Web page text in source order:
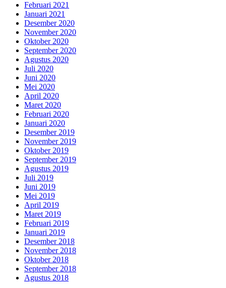
Februari 2021
Januari 2021
Desember 2020
November 2020
Oktober 2020
September 2020
Agustus 2020
Juli 2020
Juni 2020
Mei 2020
April 2020
Maret 2020
Februari 2020
Januari 2020
Desember 2019
November 2019
Oktober 2019
September 2019
Agustus 2019
Juli 2019
Juni 2019
Mei 2019
April 2019
Maret 2019
Februari 2019
Januari 2019
Desember 2018
November 2018
Oktober 2018
September 2018
Agustus 2018